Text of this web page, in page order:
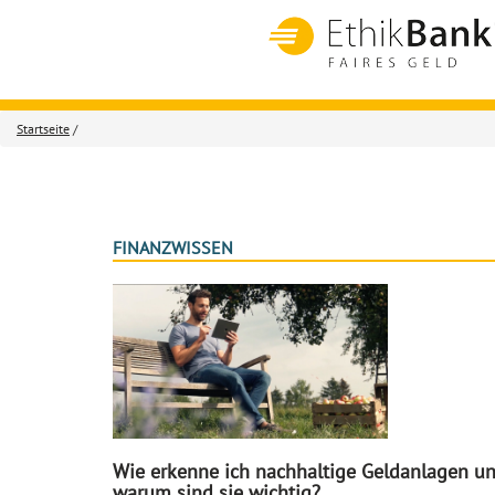
Startseite /
FINANZWISSEN
Wie erkenne ich nachhaltige Geldanlagen